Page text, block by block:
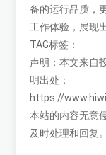
备的运行品质，
工作体验，展现
TAG标签：
声明：本文来自
明出处：
https://
本站的内容无意
及时处理和回复。